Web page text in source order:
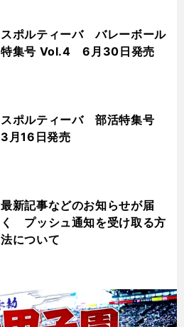
スポルティーバ バレーボール
特集号 Vol.4 6月30日発売
スポルティーバ 部活特集号
3月16日発売
最新記事などのお知らせが届
く プッシュ通知を受け取る方
法について